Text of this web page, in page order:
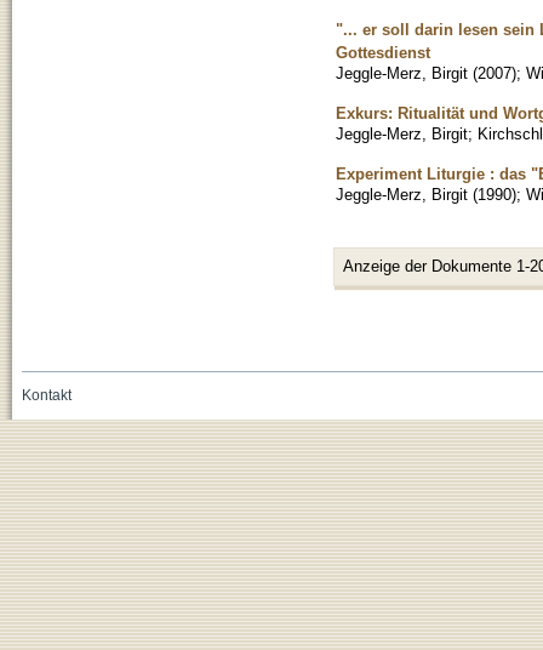
"... er soll darin lesen sein
Gottesdienst
Jeggle-Merz, Birgit (2007);
Exkurs: Ritualität und
Jeggle-Merz, Birgit;
Experiment Liturgie : das
Jeggle-Merz, Birgit (1990);
Anzeige der Dokumente 1-
Kontakt